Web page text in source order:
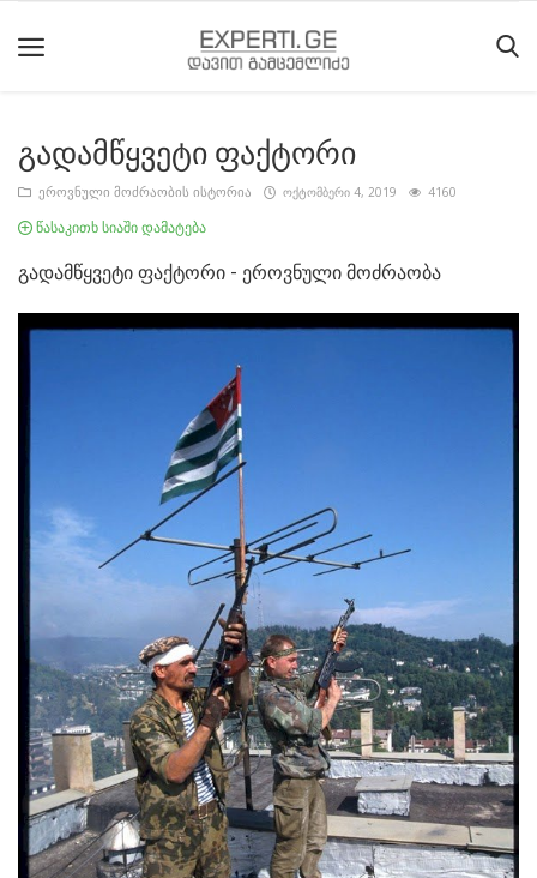
მთავარი
საიტის
შესახებ
გადამწყვეტი ფაქტორი
ეროვნული მოძრაობის ისტორია ოქტომბერი 4, 2019 4160
წასაკითხ სიაში დამატება
გადამწყვეტი ფაქტორი - ეროვნული მოძრაობა